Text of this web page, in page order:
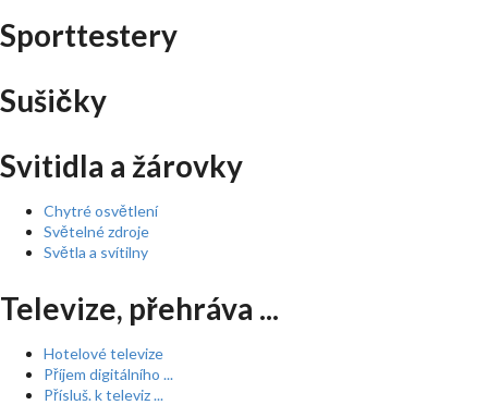
Sporttestery
Sušičky
Svitidla a žárovky
Chytré osvětlení
Světelné zdroje
Světla a svítilny
Televize, přehráva ...
Hotelové televize
Příjem digitálního ...
Přísluš. k televiz ...